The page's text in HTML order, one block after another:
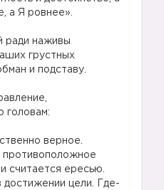
а Я ровнее».
ради наживы
грустных
и подставу.
головам:
верное.
считается ересью.
цели. Где-